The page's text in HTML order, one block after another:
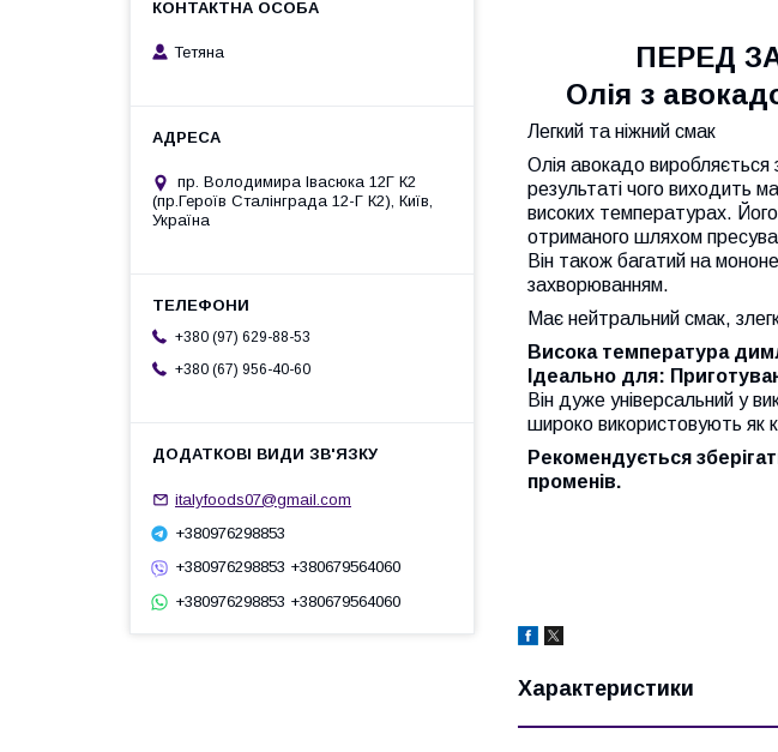
ПЕРЕД
Олія з
Легкий та ніжний смак
Олія авокадо
результаті чого виходить
високих температурах.
отриманого шляхом
Він також багатий на
захворюванням.
Має нейтральний смак,
Висока температура
Ідеально для:
Він дуже універсальний у
широко використовують як
Рекомендується
променів.
Характеристики
Тетяна
пр. Володимира Івасюка 12Г К2
(пр.Героїв Сталінграда 12-Г К2), Київ,
Україна
+380 (97) 629-88-53
+380 (67) 956-40-60
italyfoods07@gmail.com
+380976298853
+380976298853 +380679564060
+380976298853 +380679564060